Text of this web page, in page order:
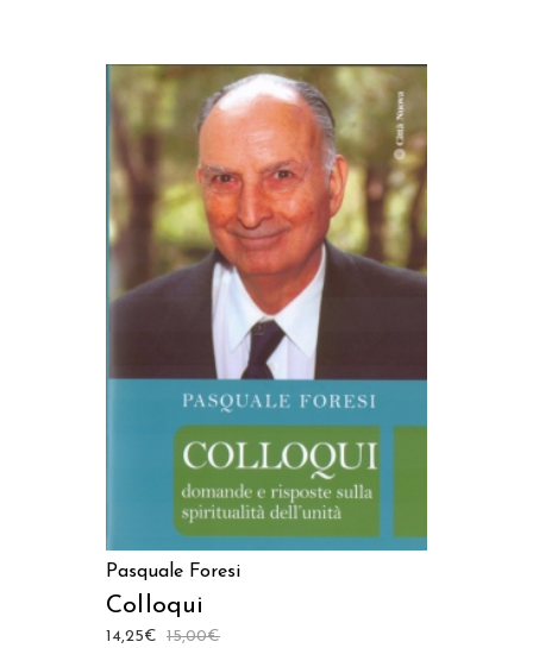
AGGIUNGI AL CARRELLO
Pasquale Foresi
Colloqui
15,00€
14,25€